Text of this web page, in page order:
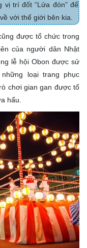
vị trí đốt “Lửa đón” để
với thế giới bên kia.
được tổ chức trong
của người dân Nhật
lễ hội Obon được sử
loại trang phục
chơi gian gan được tổ
hấu.